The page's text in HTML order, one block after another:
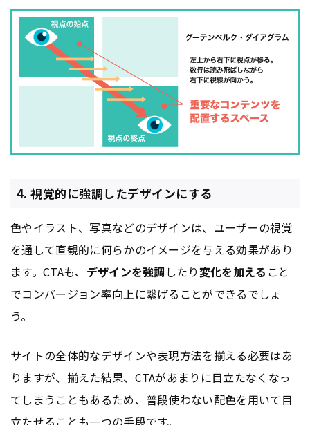
4. 視覚的に強調したデザインにする
色やイラスト、写真などのデザインは、ユーザーの視覚
を通して直観的に何らかのイメージを与える効果があり
ます。CTAも、 デザインを強調 したり変化を加える こと
でコンバージョン率向上に繋げることができるでしょ
う。
サイトの全体的なデザインや表現方法を揃える必要はあ
りますが、揃えた結果、CTAがあまりに目立たなくなっ
てしまうこともあるため、普段使わない配色を用いて目
立たせることも一つの手段です。